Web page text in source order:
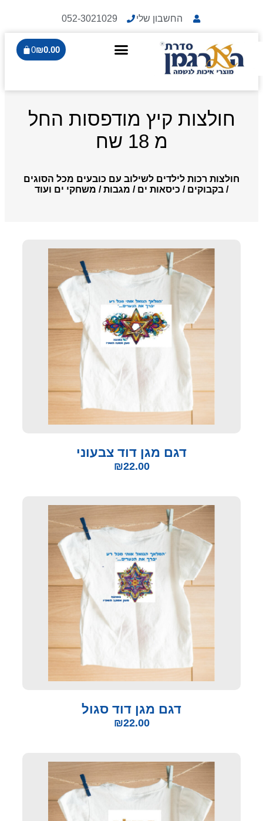
החשבון שלי 052-3021029
₪0.00
0
חולצות קיץ מודפסות החל
מ 18 שח
חולצות רכות לילדים לשילוב עם כובעים מכל הסוגים
/ בקבוקים / כיסאות ים / מגבות / משחקי ים ועוד
דגם מגן דוד צבעוני
₪22.00
דגם מגן דוד סגול
₪22.00